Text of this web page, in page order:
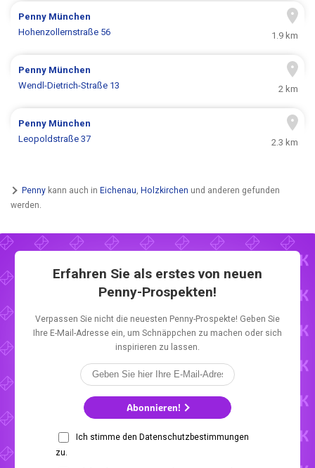
Penny München
Hohenzollernstraße 56
1.9 km
Penny München
Wendl-Dietrich-Straße 13
2 km
Penny München
Leopoldstraße 37
2.3 km
Penny kann auch in Eichenau, Holzkirchen und anderen gefunden
werden.
Erfahren Sie als erstes von neuen
Penny-Prospekten!
Verpassen Sie nicht die neuesten Penny-Prospekte! Geben Sie
Ihre E-Mail-Adresse ein, um Schnäppchen zu machen oder sich
inspirieren zu lassen.
Abonnieren!
Ich stimme den Datenschutzbestimmungen
zu.